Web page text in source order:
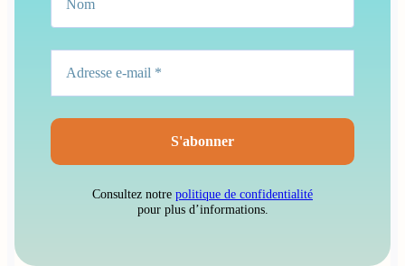
Consultez notre politique de confidentialité
pour plus d’informations.